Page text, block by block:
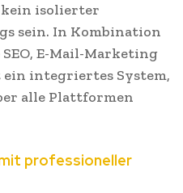
kein isolierter
sein. In Kombination
E-Mail-Marketing
ein integriertes System,
alle Plattformen
professioneller